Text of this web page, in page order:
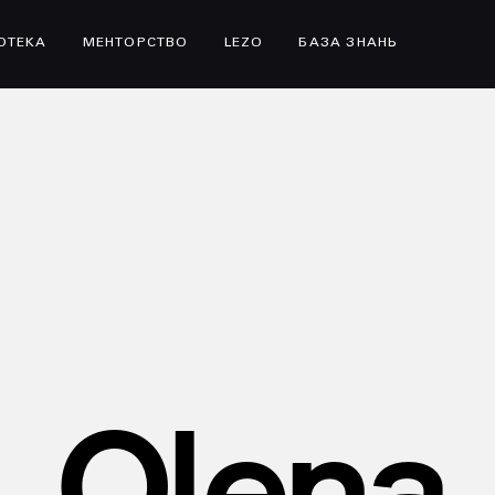
МЕНТОРСТВО LEZO БАЗА ЗНАНЬ